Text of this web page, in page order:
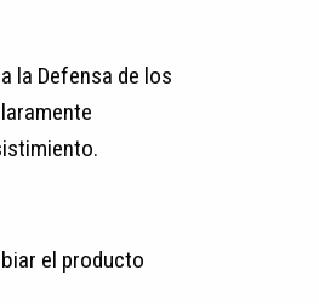
la Defensa de los
el producto